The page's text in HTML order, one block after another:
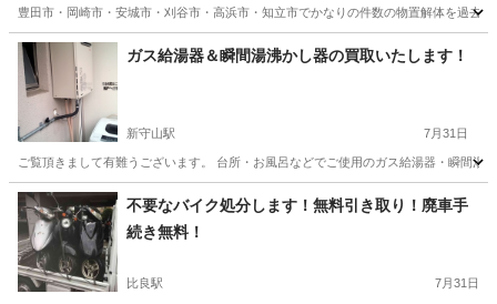
市・東郷町辺りでしたら可能です。
豊田市・岡崎市・安城市・刈谷市・高浜市・知立市でかなりの件数の物置解体を過去
愛知 豊田市 若林駅 不用品買取 愛知 岡崎市 大門駅
不用品買取 カーポート
ガス給湯器＆瞬間湯沸かし器の買取いたします！
新守山駅 7月31日
ご覧頂きまして有難うございます。 台所・お風呂などでご使用のガス給湯器・瞬間
愛知 名古屋市 新守山駅 不用品買取 瞬間湯沸かし器
不要なバイク処分します！無料引き取り！廃車手
続き無料！
比良駅 7月31日